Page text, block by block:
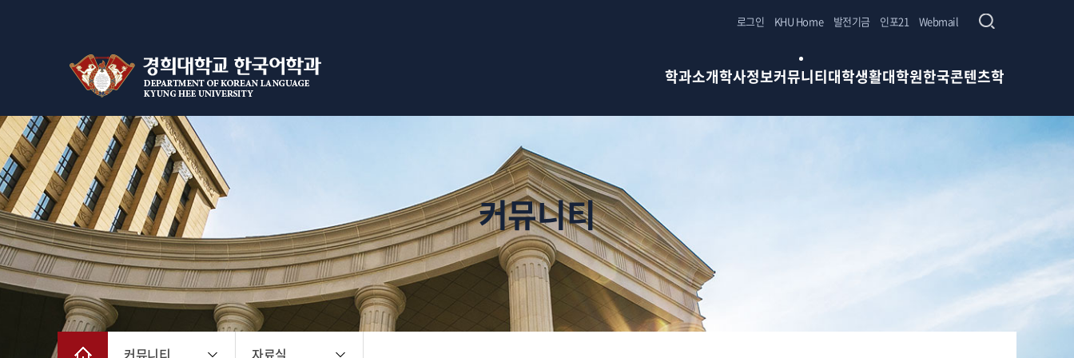
학과소개학사정보커뮤니티대학생활대학원한국콘텐츠학
로그인 KHU Home 발전기금 인포21 Webmail
커뮤니티
커뮤니티 자료실